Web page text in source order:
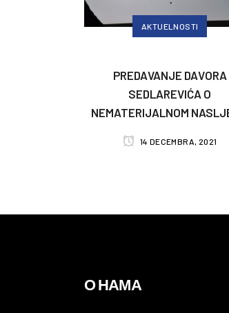
AKTUELNOSTI
PREDAVANJE DAVORA
SEDLAREVIĆA O
NEMATERIJALNOM
14 DECEMBRA, 2021
О НАМА